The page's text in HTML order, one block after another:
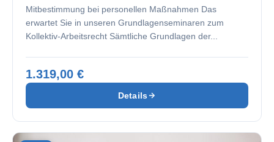
Mitbestimmung bei personellen Maßnahmen Das
erwartet Sie in unseren Grundlagenseminaren zum
Kollektiv-Arbeitsrecht Sämtliche Grundlagen der...
1.319,00 €
Details